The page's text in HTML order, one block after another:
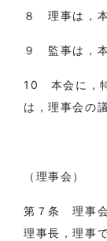
８ 理事は，本
９ 監事は，本
10 本会に，
は，理事会の
（理事会）
第７条 理事会
理事長，理事